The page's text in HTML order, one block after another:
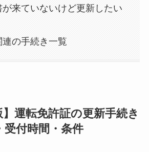
来ていないけど更新したい
の手続き一覧
】運転免許証の更新手続き
受付時間・条件